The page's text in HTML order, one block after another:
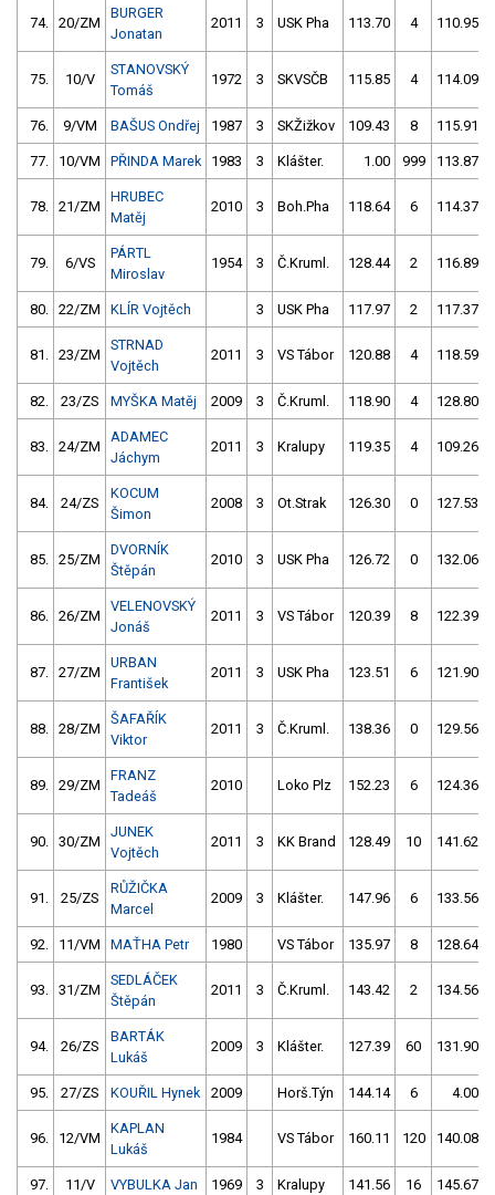
74. 20/ZM
BURGER
Jonatan
2011 3 USK Pha 113.70 4 110.95
75. 10/V
STANOVSKÝ
Tomáš
1972 3 SKVSČB 115.85 4 114.09
76. 9/VM BAŠUS Ondřej 1987 3 SKŽižkov 109.43 8 115.91
77. 10/VM PŘINDA Marek 1983 3 Klášter. 1.00 999 113.87
78. 21/ZM
HRUBEC
Matěj
2010 3 Boh.Pha 118.64 6 114.37
79. 6/VS
PÁRTL
Miroslav
1954 3 Č.Kruml. 128.44 2 116.89
80. 22/ZM KLÍR Vojtěch 3 USK Pha 117.97 2 117.37
81. 23/ZM
STRNAD
Vojtěch
2011 3 VS Tábor 120.88 4 118.59
82. 23/ZS MYŠKA Matěj 2009 3 Č.Kruml. 118.90 4 128.80
83. 24/ZM
ADAMEC
Jáchym
2011 3 Kralupy 119.35 4 109.26
84. 24/ZS
KOCUM
Šimon
2008 3 Ot.Strak 126.30 0 127.53
85. 25/ZM
DVORNÍK
Štěpán
2010 3 USK Pha 126.72 0 132.06
86. 26/ZM
VELENOVSKÝ
Jonáš
2011 3 VS Tábor 120.39 8 122.39
87. 27/ZM
URBAN
František
2011 3 USK Pha 123.51 6 121.90
88. 28/ZM
ŠAFAŘÍK
Viktor
2011 3 Č.Kruml. 138.36 0 129.56
89. 29/ZM
FRANZ
Tadeáš
2010 Loko Plz 152.23 6 124.36
90. 30/ZM
JUNEK
Vojtěch
2011 3 KK Brand 128.49 10 141.62
91. 25/ZS
RŮŽIČKA
Marcel
2009 3 Klášter. 147.96 6 133.56
92. 11/VM MAŤHA Petr 1980 VS Tábor 135.97 8 128.64
93. 31/ZM
SEDLÁČEK
Štěpán
2011 3 Č.Kruml. 143.42 2 134.56
94. 26/ZS
BARTÁK
Lukáš
2009 3 Klášter. 127.39 60 131.90
95. 27/ZS KOUŘIL Hynek 2009 Horš.Týn 144.14 6 4.00
96. 12/VM
KAPLAN
Lukáš
1984 VS Tábor 160.11 120 140.08
97. 11/V VYBULKA Jan 1969 3 Kralupy 141.56 16 145.67